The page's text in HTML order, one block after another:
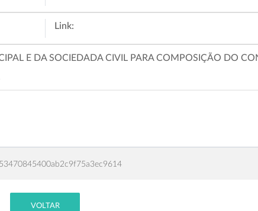
Link:
E DA SOCIEDADA CIVIL PARA COMPOSIÇÃO DO
VOLTAR